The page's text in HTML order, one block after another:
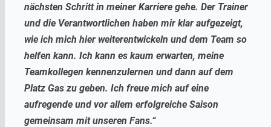
nächsten Schritt in meiner Karriere gehe. Der Trainer
und die Verantwortlichen haben mir klar aufgezeigt,
wie ich mich hier weiterentwickeln und dem Team so
helfen kann. Ich kann es kaum erwarten, meine
Teamkollegen kennenzulernen und dann auf dem
Platz Gas zu geben. Ich freue mich auf eine
aufregende und vor allem erfolgreiche Saison
gemeinsam mit unseren Fans.“